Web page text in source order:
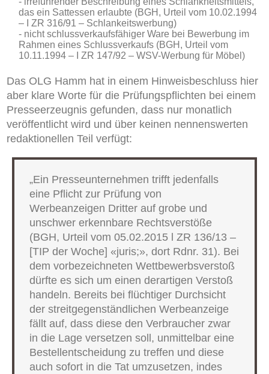
das ein Sattessen erlaubte (BGH, Urteil vom 10.02.1994
– I ZR 316/91 – Schlankeitswerbung)
nicht schlussverkaufsfähiger Ware bei Bewerbung im
Rahmen eines Schlussverkaufs (BGH, Urteil vom
10.11.1994 – I ZR 147/92 – WSV-Werbung für Möbel)
Das OLG Hamm hat in einem Hinweisbeschluss hier
aber klare Wortefürdie Prüfungspflichten bei einem
Presseerzeugnisgefunden, dass nur monatlich
veröffentlicht wird und über keinen nennenswerten
redaktionellen Teil verfügt:
„Ein Presseunternehmen trifft jedenfalls
eine Pflicht zur Prüfung von
Werbeanzeigen Dritter auf grobe und
unschwer erkennbare Rechtsverstöße
(BGH, Urteil vom 05.02.2015 l ZR 136/13 –
[TIP der Woche] «juris;», dort Rdnr. 31). Bei
dem vorbezeichneten Wettbewerbsverstoß
dürfte es sich um einen derartigen Verstoß
handeln. Bereits bei flüchtiger Durchsicht
der streitgegenständlichen Werbeanzeige
fällt auf, dass diese den Verbraucher zwar
in die Lage versetzen soll, unmittelbar eine
Bestellentscheidung zu treffen und diese
auch sofort in die Tat umzusetzen, indes